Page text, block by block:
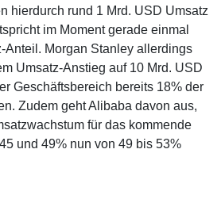
hierdurch rund 1 Mrd. USD Umsatz
im Moment gerade einmal
Anteil. Morgan Stanley allerdings
Umsatz-Anstieg auf 10 Mrd. USD
Geschäftsbereich bereits 18% der
Zudem geht Alibaba davon aus,
für das kommende
und 49% nun von 49 bis 53%